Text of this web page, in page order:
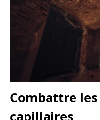
Combattre
capillaires